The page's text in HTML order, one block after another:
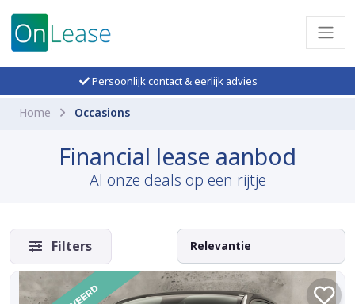
Persoonlijk contact & eerlijk advies
Home Occasions
Financial lease aanbod
Al onze deals op een rijtje
Filters